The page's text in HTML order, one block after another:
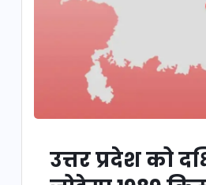
उत्तर प्रदेश को